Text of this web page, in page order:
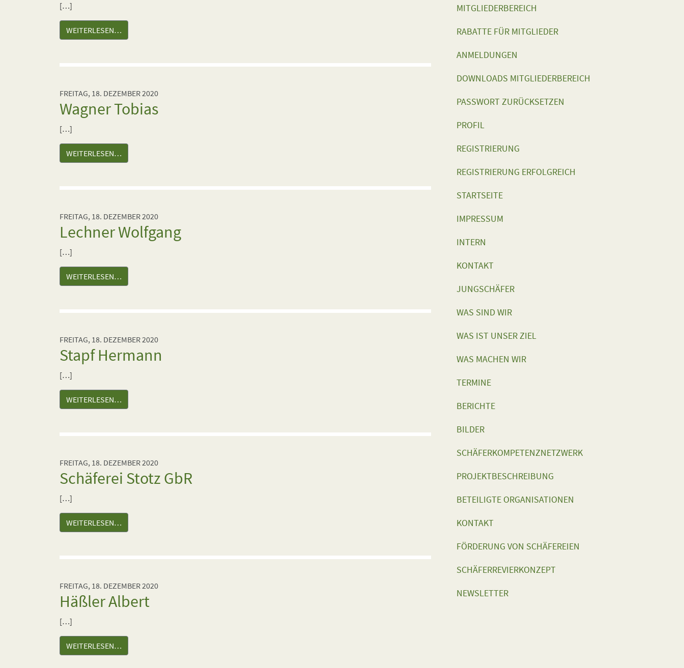
[…]
WEITERLESEN…
FREITAG, 18. DEZEMBER 2020
Wagner Tobias
[…]
WEITERLESEN…
FREITAG, 18. DEZEMBER 2020
Lechner Wolfgang
[…]
WEITERLESEN…
FREITAG, 18. DEZEMBER 2020
Stapf Hermann
[…]
WEITERLESEN…
FREITAG, 18. DEZEMBER 2020
Schäferei Stotz GbR
[…]
WEITERLESEN…
FREITAG, 18. DEZEMBER 2020
Häßler Albert
[…]
WEITERLESEN…
MITGLIEDERBEREICH
RABATTE FÜR MITGLIEDER
ANMELDUNGEN
DOWNLOADS MITGLIEDERBEREICH
PASSWORT ZURÜCKSETZEN
PROFIL
REGISTRIERUNG
REGISTRIERUNG ERFOLGREICH
STARTSEITE
IMPRESSUM
INTERN
KONTAKT
JUNGSCHÄFER
WAS SIND WIR
WAS IST UNSER ZIEL
WAS MACHEN WIR
TERMINE
BERICHTE
BILDER
SCHÄFERKOMPETENZNETZWERK
PROJEKTBESCHREIBUNG
BETEILIGTE ORGANISATIONEN
KONTAKT
FÖRDERUNG VON SCHÄFEREIEN
SCHÄFERREVIERKONZEPT
NEWSLETTER